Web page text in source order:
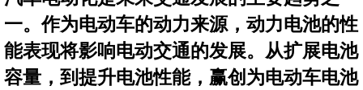
一。作为电动车的动力来源，动力电池的性
能表现将影响电动交通的发展。从扩展电池
容量，到提升电池性能，赢创为电动车电池